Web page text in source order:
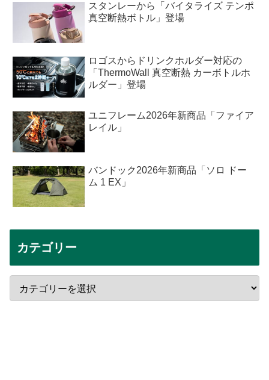
スタンレーから「バイタライズ テンポ
真空断熱ボトル」登場
ロゴスからドリンクホルダー対応の
「ThermoWall 真空断熱 カーボトルホ
ルダー」登場
ユニフレーム2026年新商品「ファイア
レイル」
バンドック2026年新商品「ソロ ドー
ム 1 EX」
カテゴリー